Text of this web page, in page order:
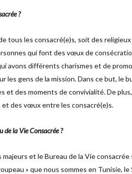
?
tous les consacré(e)s, soit des
qui font des vœux de
avons différents charismes et de
les gens de la mission. Dans ce but, le
et des moments de convivialité. De
des vœux entre les consacré(e)s.
de la Vie Consacrée ?
majeurs et le Bureau de la Vie
» que nous sommes en Tunisie, le